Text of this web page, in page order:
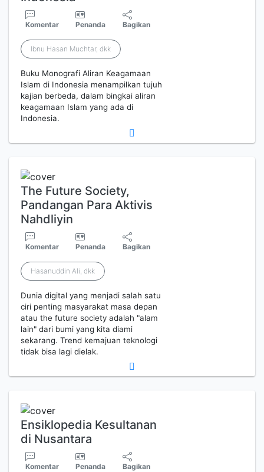
Komentar Penanda Bagikan
Ibnu Hasan Muchtar, dkk
Buku Monografi Aliran Keagamaan
Islam di Indonesia menampilkan tujuh
kajian berbeda, dalam bingkai aliran
keagamaan Islam yang ada di
Indonesia.
The Future Society,
Pandangan Para Aktivis
Nahdliyin
Komentar Penanda Bagikan
Hasanuddin Ali, dkk
Dunia digital yang menjadi salah satu
ciri penting masyarakat masa depan
atau the future society adalah "alam
lain" dari bumi yang kita diami
sekarang. Trend kemajuan teknologi
tidak bisa lagi dielak.
Ensiklopedia Kesultanan
di Nusantara
Komentar Penanda Bagikan